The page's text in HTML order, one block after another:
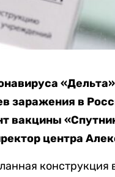
заражения в
вакцины
центра